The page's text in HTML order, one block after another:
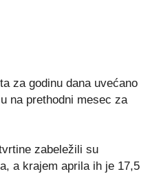
za godinu dana uvećano
na prethodni mesec za
zabeležili su
a krajem aprila ih je 17,5